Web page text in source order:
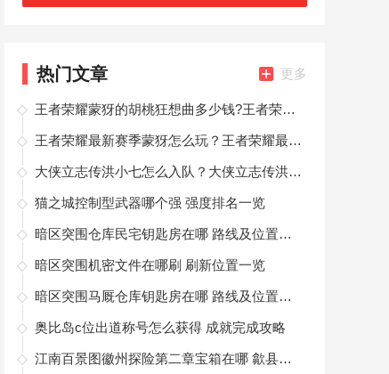
验哦！这款王者荣耀无限火力版非常安全，
热门文章 更多
王者荣耀蒙犽的胡桃狂想曲多少钱?王者荣耀蒙犽的胡桃狂想曲皮肤价格介绍
王者荣耀最新赛季蒙犽怎么玩？王者荣耀最新赛季蒙犽玩法攻略
大侠立志传洪小七怎么入队？大侠立志传洪小七入队方法
猫之城控制型武器哪个强 强度排名一览
暗区突围仓库民宅钥匙房在哪 路线及位置介绍
暗区突围机密文件在哪刷 刷新位置一览
暗区突围马厩仓库钥匙房在哪 路线及位置介绍
奥比岛c位出道称号怎么获得 成就完成攻略
江南百景图徽州探险第二章宝箱在哪 歙县钥匙大全